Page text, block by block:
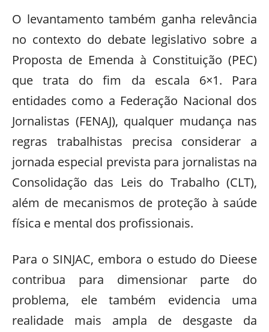
O levantamento também ganha relevância
no contexto do debate legislativo sobre a
Proposta de Emenda à Constituição (PEC)
que trata do fim da escala 6×1. Para
entidades como a Federação Nacional dos
Jornalistas (FENAJ), qualquer mudança nas
regras trabalhistas precisa considerar a
jornada especial prevista para jornalistas na
Consolidação das Leis do Trabalho (CLT),
além de mecanismos de proteção à saúde
física e mental dos profissionais.
Para o SINJAC, embora o estudo do Dieese
contribua para dimensionar parte do
problema, ele também evidencia uma
realidade mais ampla de desgaste da